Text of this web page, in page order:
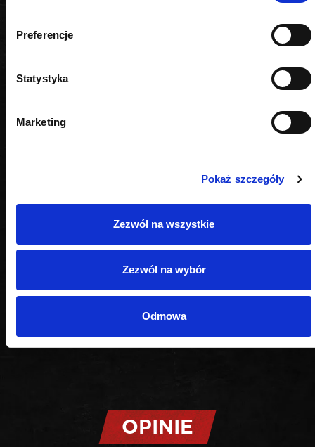
Preferencje
Statystyka
Marketing
Pokaż szczegóły
Zezwól na wszystkie
Zezwól na wybór
Odmowa
OPINIE